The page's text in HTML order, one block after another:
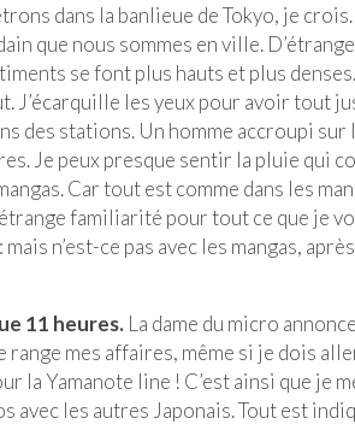
dans la banlieue de Tokyo, je
que nous sommes en ville.
se font plus hauts et plus
J’écarquille les yeux pour avoir tout
des stations. Un homme accroupi sur
Je peux presque sentir la pluie qui
Car tout est comme dans les
familiarité pour tout ce que je
n’est-ce pas avec les mangas,
11 heures. La dame du micro
mes affaires, même si je dois
la Yamanote line ! C’est ainsi que je
avec les autres Japonais. Tout est